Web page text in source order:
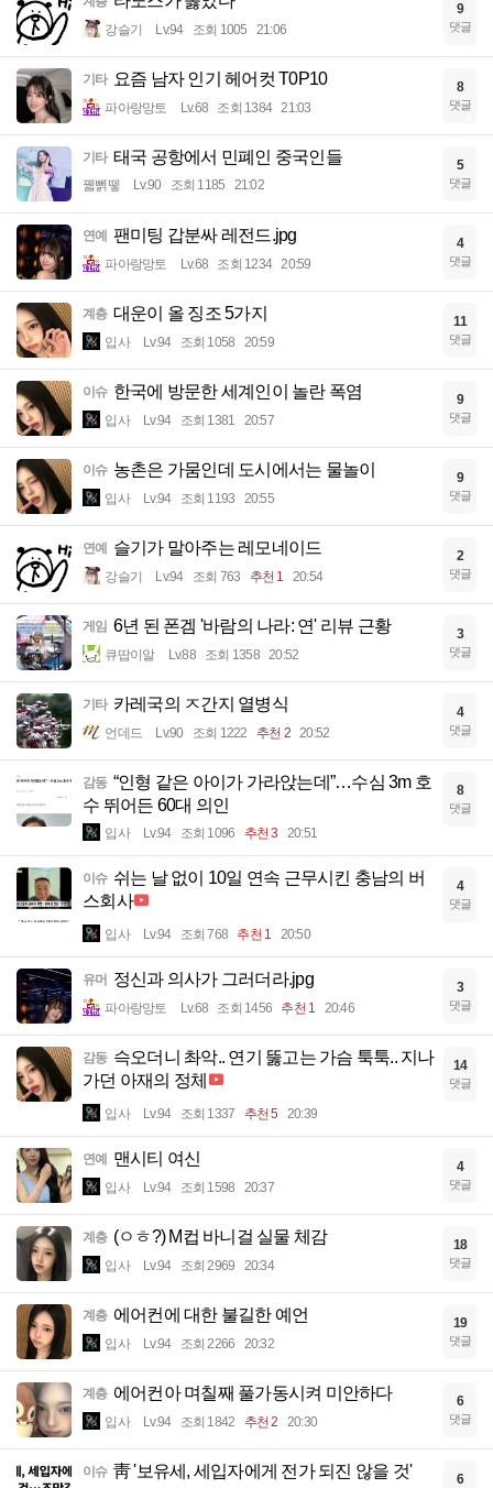
강슬기 Lv.94 조회 1005 21:06
9
댓글
기타 요즘 남자 인기 헤어컷 T0P10
파아랑망토 Lv.68 조회 1384 21:03
8
댓글
기타 태국 공항에서 민폐인 중국인들
꿻뻵뗗 Lv.90 조회 1185 21:02
5
댓글
연예 팬미팅 갑분싸 레전드.jpg
파아랑망토 Lv.68 조회 1234 20:59
4
댓글
계층 대운이 올 징조 5가지
입사 Lv.94 조회 1058 20:59
11
댓글
이슈 한국에 방문한 세계인이 놀란 폭염
입사 Lv.94 조회 1381 20:57
9
댓글
이슈 농촌은 가뭄인데 도시에서는 물놀이
입사 Lv.94 조회 1193 20:55
9
댓글
연예 슬기가 말아주는 레모네이드
강슬기 Lv.94 조회 763 추천 1 20:54
2
댓글
게임 6년 된 폰겜 '바람의 나라: 연' 리뷰 근황
큐땁이알 Lv.88 조회 1358 20:52
3
댓글
기타 카레국의 ㅈ간지 열병식
언데드 Lv.90 조회 1222 추천 2 20:52
4
댓글
감동 “인형 같은 아이가 가라앉는데”…수심 3m 호
수 뛰어든 60대 의인
입사 Lv.94 조회 1096 추천 3 20:51
8
댓글
이슈 쉬는 날 없이 10일 연속 근무시킨 충남의 버
스회사
입사 Lv.94 조회 768 추천 1 20:50
4
댓글
유머 정신과 의사가 그러더라.jpg
파아랑망토 Lv.68 조회 1456 추천 1 20:46
3
댓글
감동 슥오더니 촤악.. 연기 뚫고는 가슴 툭툭.. 지나
가던 아재의 정체
입사 Lv.94 조회 1337 추천 5 20:39
14
댓글
연예 맨시티 여신
입사 Lv.94 조회 1598 20:37
4
댓글
계층 (ㅇㅎ?) M컵 바니걸 실물 체감
입사 Lv.94 조회 2969 20:34
18
댓글
계층 에어컨에 대한 불길한 예언
입사 Lv.94 조회 2266 20:32
19
댓글
계층 에어컨아 며칠째 풀가동시켜 미안하다
입사 Lv.94 조회 1842 추천 2 20:30
6
댓글
이슈 靑 '보유세, 세입자에게 전가 되진 않을 것' 6